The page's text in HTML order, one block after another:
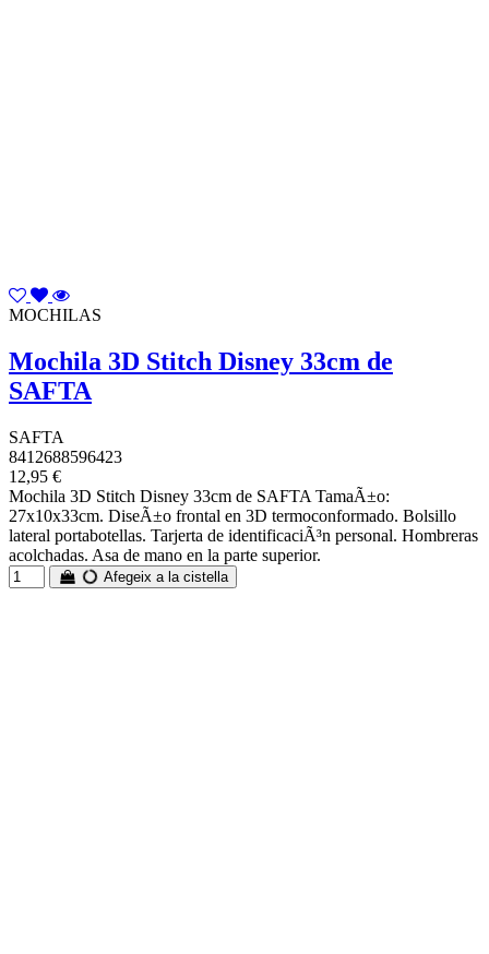
MOCHILAS
Mochila 3D Stitch Disney 33cm de
SAFTA
SAFTA
8412688596423
12,95 €
Mochila 3D Stitch Disney 33cm de SAFTA TamaÃ±o:
27x10x33cm. DiseÃ±o frontal en 3D termoconformado. Bolsillo
lateral portabotellas. Tarjerta de identificaciÃ³n personal. Hombreras
acolchadas. Asa de mano en la parte superior.
Afegeix a la cistella